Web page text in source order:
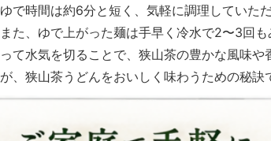
ゆで時間は約6分と短く、気軽に調理していただ
また、ゆで上がった麺は手早く冷水で2〜3回
って水気を切ることで、狭山茶の豊かな風味
が、狭山茶うどんをおいしく味わうための秘訣